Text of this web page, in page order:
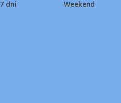
7 dni Weekend